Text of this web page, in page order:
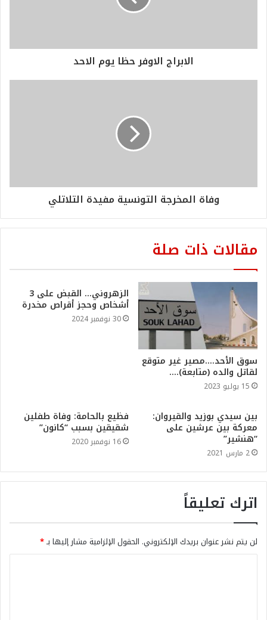
الابراج الاوفر حظا يوم الاحد
وفاة المخرجة التونسية مفيدة التلاتلي
مقالات ذات صلة
سوق الأحد….مصير غير متوقع
لقاتل والده (متابعة)….
15 يوليو 2023
الزهروني… القبض على 3
أشخاص وحجز أقراص مخدرة
30 نوفمبر 2024
بين سيدي بوزيد والقيروان:
معركة بين عرشين على
“هنشير”
2 مارس 2021
فظيع بالحامة: وفاة طفلين
شقيقين بسبب “كانون”
16 نوفمبر 2020
اترك تعليقاً
لن يتم نشر عنوان بريدك الإلكتروني. الحقول الإلزامية مشار إليها بـ*